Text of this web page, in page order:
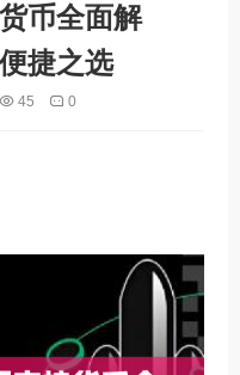
币全面解
捷之选
45 0